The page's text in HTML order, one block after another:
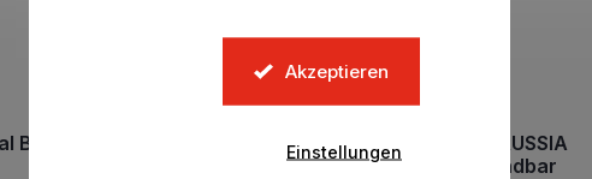
Akzeptieren
Einstellungen
BORUSSIA DORTMUND
Kinder Mütze BORUSSIA
DORTMUND Wendbar